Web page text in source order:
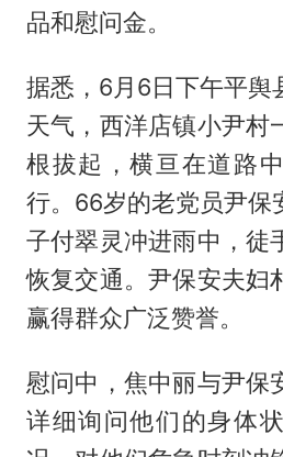
品和慰问金。
据悉，6月6日下午平舆
天气，西洋店镇小尹村
根拔起，横亘在道路
行。66岁的老党员尹保
子付翠灵冲进雨中，徒
恢复交通。尹保安夫妇
赢得群众广泛赞誉。
慰问中，焦中丽与尹保
详细询问他们的身体